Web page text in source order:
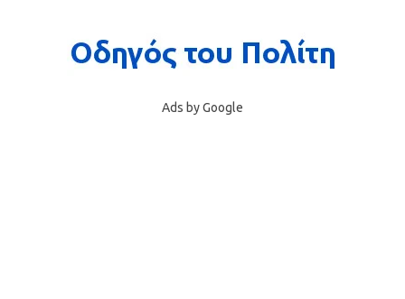
Ads by Google